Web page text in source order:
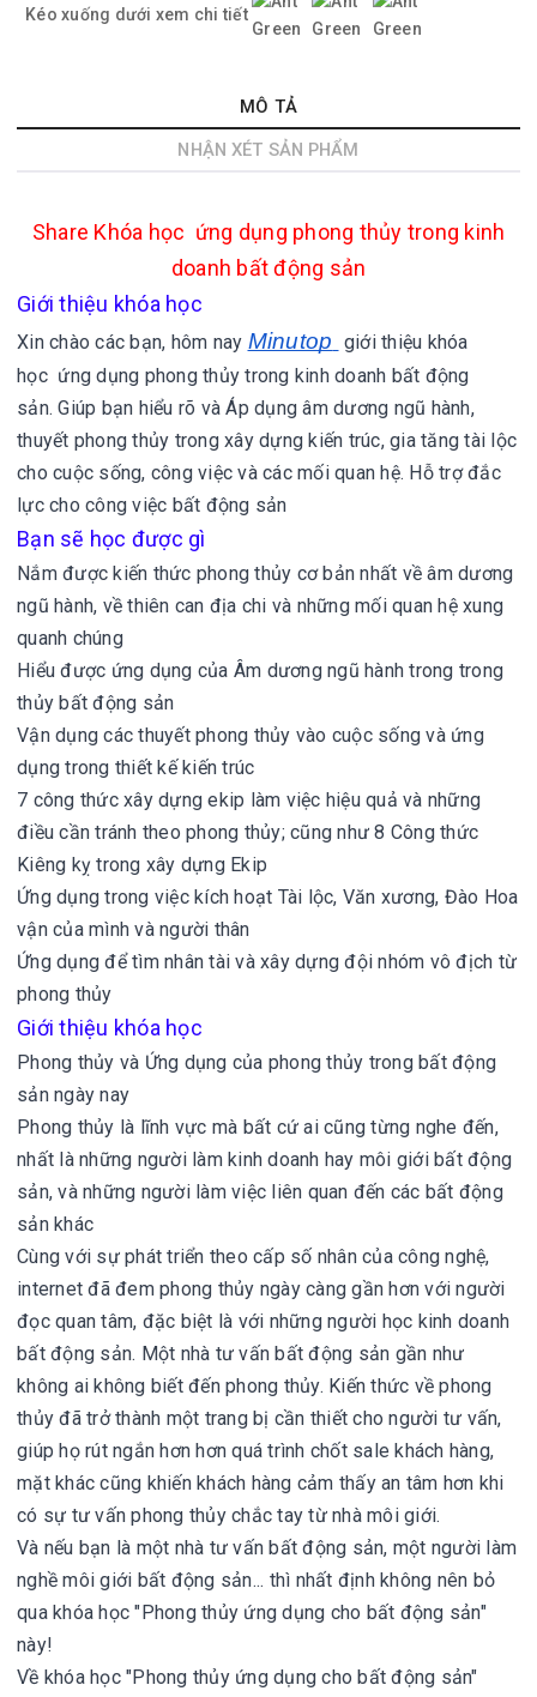
Kéo xuống dưới xem chi tiết
MÔ TẢ
NHẬN XÉT SẢN PHẨM
Share Khóa học ứng dụng phong thủy trong kinh
doanh bất động sản
Giới thiệu khóa học
Xin chào các bạn, hôm nay Minutop giới thiệu khóa
học ứng dụng phong thủy trong kinh doanh bất động
sản.Giúp bạn hiểu rõ và Áp dụng âm dương ngũ hành,
thuyết phong thủy trong xây dựng kiến trúc, gia tăng tài lộc
cho cuộc sống, công việc và các mối quan hệ. Hỗ trợ đắc
lực cho công việc bất động sản
Bạn sẽ học được gì
Nắm được kiến thức phong thủy cơ bản nhất về âm dương
ngũ hành, về thiên can địa chi và những mối quan hệ xung
quanh chúng
Hiểu được ứng dụng của Âm dương ngũ hành trong trong
thủy bất động sản
Vận dụng các thuyết phong thủy vào cuộc sống và ứng
dụng trong thiết kế kiến trúc
7 công thức xây dựng ekip làm việc hiệu quả và những
điều cần tránh theo phong thủy; cũng như 8 Công thức
Kiêng kỵ trong xây dựng Ekip
Ứng dụng trong việc kích hoạt Tài lộc, Văn xương, Đào Hoa
vận của mình và người thân
Ứng dụng để tìm nhân tài và xây dựng đội nhóm vô địch từ
phong thủy
Giới thiệu khóa học
Phong thủy và Ứng dụng của phong thủy trong bất động
sản ngày nay
Phong thủy là lĩnh vực mà bất cứ ai cũng từng nghe đến,
nhất là những người làm kinh doanh hay môi giới bất động
sản, và những người làm việc liên quan đến các bất động
sản khác
Cùng với sự phát triển theo cấp số nhân của công nghệ,
internet đã đem phong thủy ngày càng gần hơn với người
đọc quan tâm, đặc biệt là với những người học kinh doanh
bất động sản. Một nhà tư vấn bất động sản gần như
không ai không biết đến phong thủy. Kiến thức về phong
thủy đã trở thành một trang bị cần thiết cho người tư vấn,
giúp họ rút ngắn hơn hơn quá trình chốt sale khách hàng,
mặt khác cũng khiến khách hàng cảm thấy an tâm hơn khi
có sự tư vấn phong thủy chắc tay từ nhà môi giới.
Và nếu bạn là một nhà tư vấn bất động sản, một người làm
nghề môi giới bất động sản... thì nhất định không nên bỏ
qua khóa học "Phong thủy ứng dụng cho bất động sản"
này!
Về khóa học "Phong thủy ứng dụng cho bất động sản"